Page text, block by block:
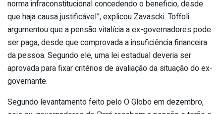
norma infraconstitucional concedendo o beneficio, desde
que haja causa justificável”, explicou Zavascki. Toffoli
argumentou que a pensão vitalícia a ex-governadores pode
ser paga, desde que comprovada a insuficiência financeira
da pessoa. Segundo ele, uma lei estadual deveria ser
aprovada para fixar critérios de avaliação da situação do ex-
governante.
Segundo levantamento feito pelo O Globo em dezembro,